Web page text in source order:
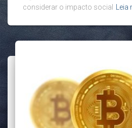
considerar o impacto social
Leia